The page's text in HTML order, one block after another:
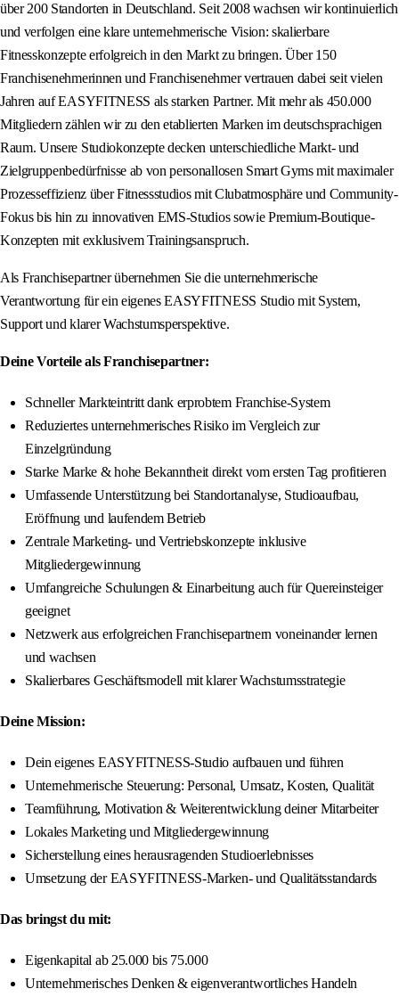
über 200 Standorten in Deutschland. Seit 2008 wachsen wir kontinuierlich
und verfolgen eine klare unternehmerische Vision: skalierbare
Fitnesskonzepte erfolgreich in den Markt zu bringen. Über 150
Franchisenehmerinnen und Franchisenehmer vertrauen dabei seit vielen
Jahren auf EASYFITNESS als starken Partner. Mit mehr als 450.000
Mitgliedern zählen wir zu den etablierten Marken im deutschsprachigen
Raum. Unsere Studiokonzepte decken unterschiedliche Markt- und
Zielgruppenbedürfnisse ab von personallosen Smart Gyms mit maximaler
Prozesseffizienz über Fitnessstudios mit Clubatmosphäre und Community-
Fokus bis hin zu innovativen EMS-Studios sowie Premium-Boutique-
Konzepten mit exklusivem Trainingsanspruch.
Als Franchisepartner übernehmen Sie die unternehmerische
Verantwortung für ein eigenes EASYFITNESS Studio mit System,
Support und klarer Wachstumsperspektive.
Deine Vorteile als Franchisepartner:
Schneller Markteintritt dank erprobtem Franchise-System
Reduziertes unternehmerisches Risiko im Vergleich zur
Einzelgründung
Starke Marke & hohe Bekanntheit direkt vom ersten Tag profitieren
Umfassende Unterstützung bei Standortanalyse, Studioaufbau,
Eröffnung und laufendem Betrieb
Zentrale Marketing- und Vertriebskonzepte inklusive
Mitgliedergewinnung
Umfangreiche Schulungen & Einarbeitung auch für Quereinsteiger
geeignet
Netzwerk aus erfolgreichen Franchisepartnern voneinander lernen
und wachsen
Skalierbares Geschäftsmodell mit klarer Wachstumsstrategie
Deine Mission:
Dein eigenes EASYFITNESS-Studio aufbauen und führen
Unternehmerische Steuerung: Personal, Umsatz, Kosten, Qualität
Teamführung, Motivation & Weiterentwicklung deiner Mitarbeiter
Lokales Marketing und Mitgliedergewinnung
Sicherstellung eines herausragenden Studioerlebnisses
Umsetzung der EASYFITNESS-Marken- und Qualitätsstandards
Das bringst du mit:
Eigenkapital ab 25.000 bis 75.000
Unternehmerisches Denken & eigenverantwortliches Handeln